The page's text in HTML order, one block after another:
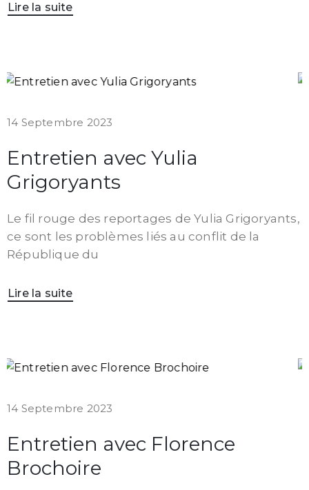
Lire la suite
14 Septembre 2023
Entretien avec Yulia
Grigoryants
Le fil rouge des reportages de Yulia Grigoryants,
ce sont les problèmes liés au conflit de la
République du
Lire la suite
14 Septembre 2023
Entretien avec Florence
Brochoire